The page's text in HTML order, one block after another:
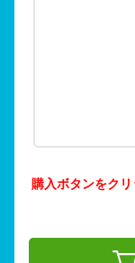
購入ボタンをク